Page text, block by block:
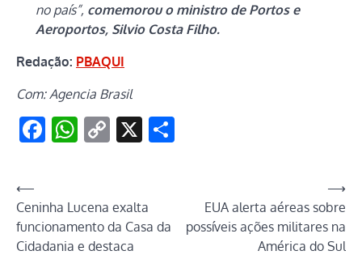
no país”, comemorou o ministro de Portos e
Aeroportos, Silvio Costa Filho.
Redação: PBAQUI
Com: Agencia Brasil
Facebook
WhatsApp
Copy
X
Navegação
de
Post
⟵
Ceninha Lucena exalta
funcionamento da Casa da
Cidadania e destaca
EUA alerta aéreas sobre
possíveis ações militares na
América do Sul
⟶